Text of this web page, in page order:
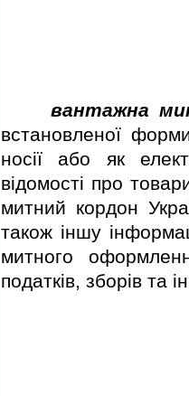
вантажна
встановленої
носiї або як
вiдомостi про
митний кордон
також iншу
митного
податкiв, зборiв та